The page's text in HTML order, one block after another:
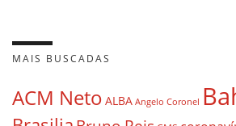
MAIS BUSCADAS
ACM Neto ALBA Angelo Coronel